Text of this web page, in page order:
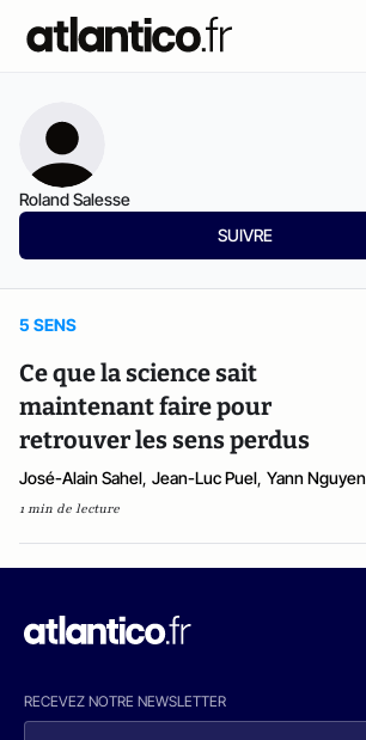
Roland Salesse
SUIVRE
5 SENS
Ce que la science sait
maintenant faire pour
retrouver les sens perdus
José-Alain Sahel, Jean-Luc Puel, Yann Nguyen
1 min de lecture
RECEVEZ NOTRE NEWSLETTER